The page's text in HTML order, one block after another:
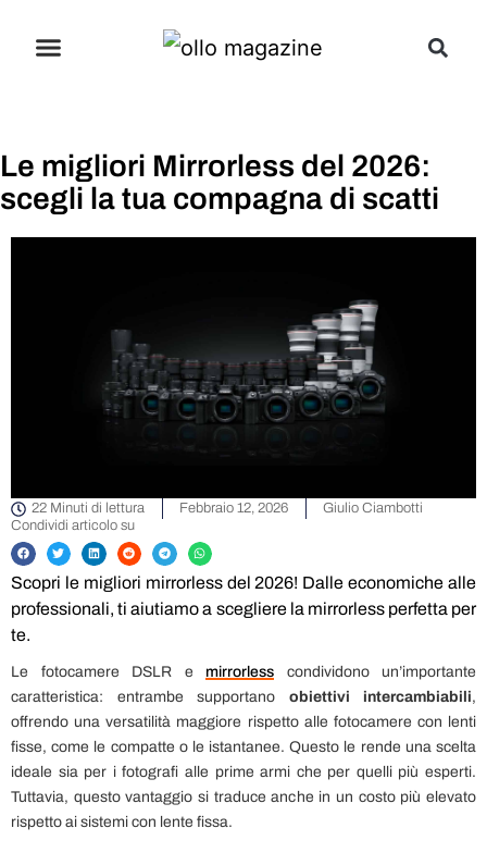
Le migliori Mirrorless del 2026:
scegli la tua compagna di scatti
22 Minuti di lettura Febbraio 12, 2026
Giulio Ciambotti
Condividi articolo su
Scopri le migliori mirrorless del 2026! Dalle economiche alle
professionali, ti aiutiamo a scegliere la mirrorless perfetta per
te.
Le fotocamere DSLR e mirrorless condividono un’importante
caratteristica: entrambe supportano obiettivi intercambiabili,
offrendo una versatilità maggiore rispetto alle fotocamere con lenti
fisse, come le compatte o le istantanee. Questo le rende una scelta
ideale sia per i fotografi alle prime armi che per quelli più esperti.
Tuttavia, questo vantaggio si traduce anche in un costo più elevato
rispetto ai sistemi con lente fissa.